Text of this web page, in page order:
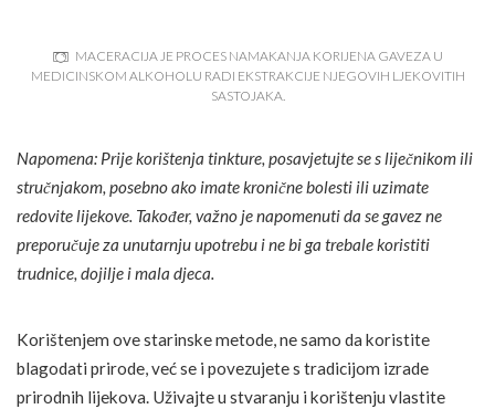
MACERACIJA JE PROCES NAMAKANJA KORIJENA GAVEZA U
MEDICINSKOM ALKOHOLU RADI EKSTRAKCIJE NJEGOVIH LJEKOVITIH
SASTOJAKA.
Napomena: Prije korištenja tinkture, posavjetujte se s liječnikom ili
stručnjakom, posebno ako imate kronične bolesti ili uzimate
redovite lijekove. Također, važno je napomenuti da se gavez ne
preporučuje za unutarnju upotrebu i ne bi ga trebale koristiti
trudnice, dojilje i mala djeca.
Korištenjem ove starinske metode, ne samo da koristite
blagodati prirode, već se i povezujete s tradicijom izrade
prirodnih lijekova. Uživajte u stvaranju i korištenju vlastite